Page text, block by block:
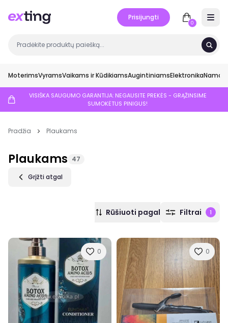
Prisijungti
0
MoterimsVyramsVaikams ir KūdikiamsAugintiniamsElektronikaNamai
VISIŠKA SAUGUMO GARANTIJA: NEGAUSITE PREKĖS - GRĄŽINSIME
SUMOKĖTUS PINIGUS!
Pradžia Plaukams
Plaukams 47
Grįžti atgal
Rūšiuoti pagal Filtrai 1
0 0